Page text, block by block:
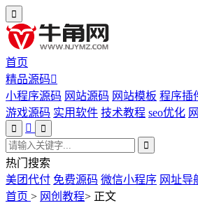
首页
精品源码
小程序源码 网站源码 网站模板 程序插
游戏源码 实用软件 技术教程 seo优化
热门搜索
美团代付 免费源码 微信小程序 网址导
首页 > 网创教程> 正文